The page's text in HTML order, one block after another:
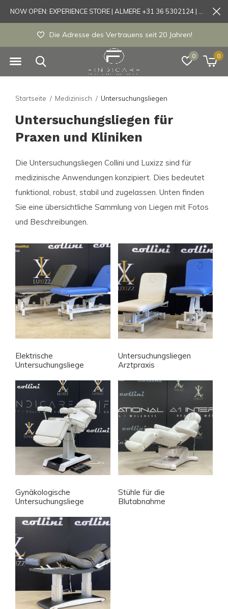
0 0
Die Adresse des Vertrauens seit 20 Jahren!
Startseite Medizinisch Untersuchungsliegen
Untersuchungsliegen für
Praxen und Kliniken
Die Untersuchungsliegen Collini und Luxizz sind für
medizinische Anwendungen konzipiert. Dies bedeutet
funktional, robust, stabil und zugelassen. Unten finden
Sie eine übersichtliche Sammlung von Liegen mit Fotos
und Beschreibungen.
Elektrische
Untersuchungsliege
Untersuchungsliegen
Arztpraxis
Gynäkologische
Untersuchungsliege
Stühle für die
Blutabnahme